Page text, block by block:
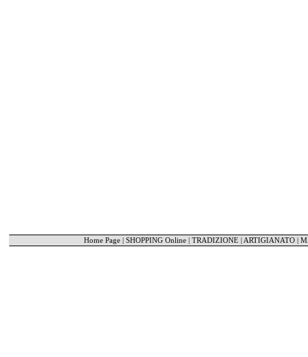
Home Page| SHOPPING Online| TRADIZIONE | ARTIGIANATO|